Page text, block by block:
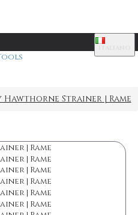
Hawthorne Strainer | Rame